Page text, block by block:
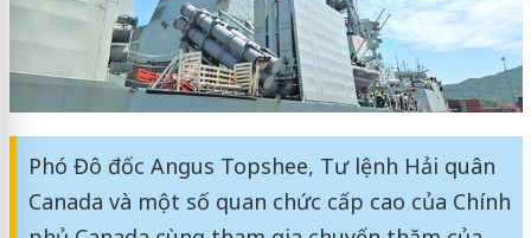
Phó Đô đốc Angus Topshee, Tư lệnh Hải quân
Canada và một số quan chức cấp cao của Chính